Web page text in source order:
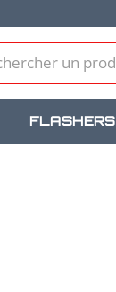
FLASHERS